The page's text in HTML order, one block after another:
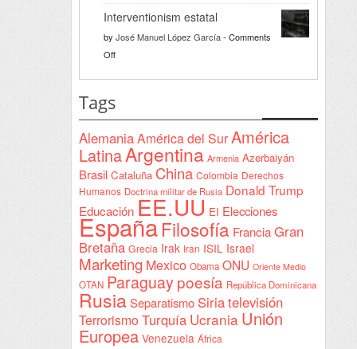
a
la
Yeda
en
Sudán
Razón
solidaria
Interventionism estatal
by José Manuel López García- Comments
Offon
Tags
AlemaniaAmérica del SurAmérica
LatinaArgentina Armenia Azerbaiyán
Brasil Cataluña China Colombia Derechos
Humanos Doctrina militar de Rusia Donald Trump
Educación EE.UU EI Elecciones
España Filosofía Francia Gran
Bretaña Grecia Irak Iran ISIL Israel
Marketing Mexico Obama ONU Oriente Medio
OTAN Paraguay poesía República Dominicana
Rusia Separatismo Siriatelevisión
Terrorismo Turquía Ucrania Unión
Europea Venezuela África